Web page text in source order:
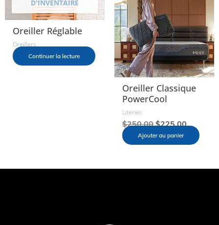
D'INVENTAIRE
Oreiller Réglable
Oreillers
Continuer la lecture
Oreiller Classique
PowerCool
Literies
$250.00 $225.00
Ajouter au panier